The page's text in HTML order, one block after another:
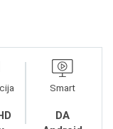
Smart
DA